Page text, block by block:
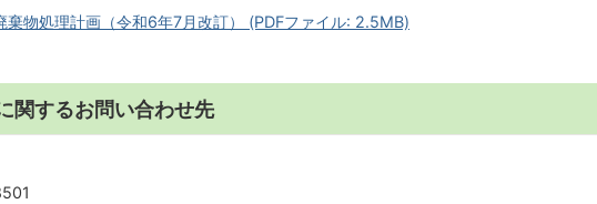
棄物処理計画（令和6年7月改訂） (PDFファイル: 2.5MB)
関するお問い合わせ先